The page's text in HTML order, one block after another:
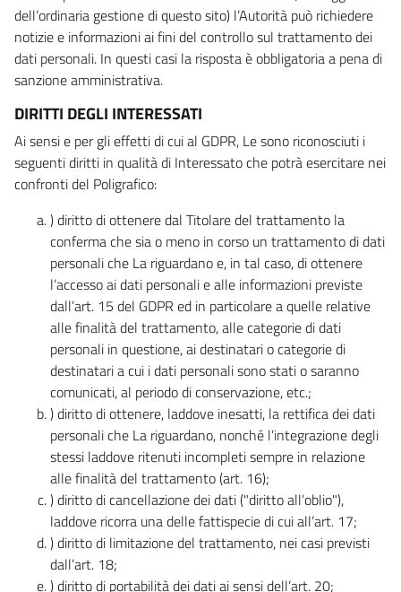
dell’ordinaria gestione di questo sito) l’Autorità può richiedere
notizie e informazioni ai fini del controllo sul trattamento dei
dati personali. In questi casi la risposta è obbligatoria a pena di
sanzione amministrativa.
DIRITTI DEGLI INTERESSATI
Ai sensi e per gli effetti di cui al GDPR, Le sono riconosciuti i
seguenti diritti in qualità di Interessato che potrà esercitare nei
confronti del Poligrafico:
) diritto di ottenere dal Titolare del trattamento la
conferma che sia o meno in corso un trattamento di dati
personali che La riguardano e, in tal caso, di ottenere
l’accesso ai dati personali e alle informazioni previste
dall’art. 15 del GDPR ed in particolare a quelle relative
alle finalità del trattamento, alle categorie di dati
personali in questione, ai destinatari o categorie di
destinatari a cui i dati personali sono stati o saranno
comunicati, al periodo di conservazione, etc.;
) diritto di ottenere, laddove inesatti, la rettifica dei dati
personali che La riguardano, nonché l’integrazione degli
stessi laddove ritenuti incompleti sempre in relazione
alle finalità del trattamento (art. 16);
) diritto di cancellazione dei dati ("diritto all’oblio"),
laddove ricorra una delle fattispecie di cui all’art. 17;
) diritto di limitazione del trattamento, nei casi previsti
dall’art. 18;
) diritto di portabilità dei dati ai sensi dell’art. 20;